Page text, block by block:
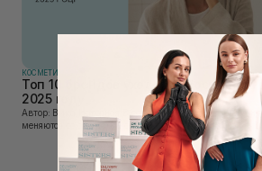
КОСМЕТИКА
Топ 10 брендов уходовой косметики в
2025 году
Автор: Вика Нагорная В современном мире, где тренды
меняются со скоростью света, а рынок популярной
косметики переполнен новыми предложениями, выбор
средства для ухода становится настоящим вызовом....